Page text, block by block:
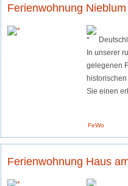
Ferienwohnung Nieblum
In unserer
gelegenen
Sie einen
FeWo
Ferienwohnung Haus